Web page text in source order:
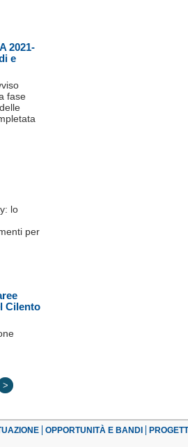
2021-
e
fase
lo
per
Cilento
>
OPPORTUNITÀ E BANDI